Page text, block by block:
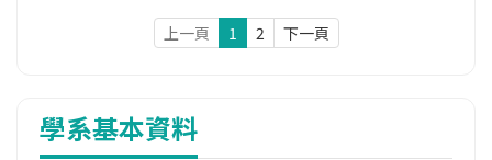
上一頁 1 2 下一頁
學系基本資料